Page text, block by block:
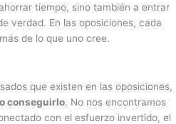
tiempo, sino también a entrar
verdad. En las oposiciones, cada
de lo que uno cree.
que existen en las oposiciones,
conseguirlo. No nos encontramos
con el esfuerzo invertido, el